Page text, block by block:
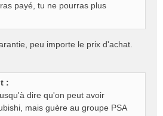
payé, tu ne pourras plus
peu importe le prix d'achat.
:
dire qu'on peut avoir
mais guère au groupe PSA